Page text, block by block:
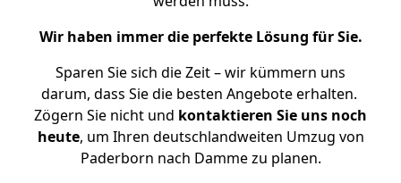
Wir haben immer die perfekte Lösung für Sie.
Sparen Sie sich die Zeit – wir kümmern uns
darum, dass Sie die besten Angebote erhalten.
Zögern Sie nicht und kontaktieren Sie uns noch
heute, um Ihren deutschlandweiten Umzug von
Paderborn nach Damme zu planen.